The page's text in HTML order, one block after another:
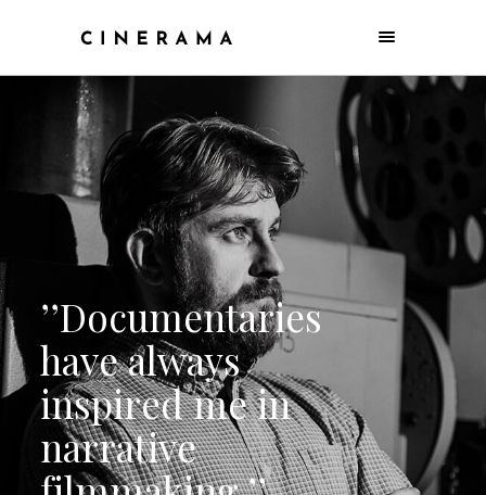
’ Alwaysexplore
newpossibilitieso
innovative
technology.’’